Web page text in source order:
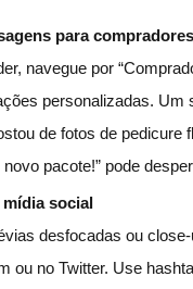
para
navegue por
personalizadas. Um
de fotos de pedicure
pacote!” pode
mídia social
desfocadas ou
ou no Twitter. Use